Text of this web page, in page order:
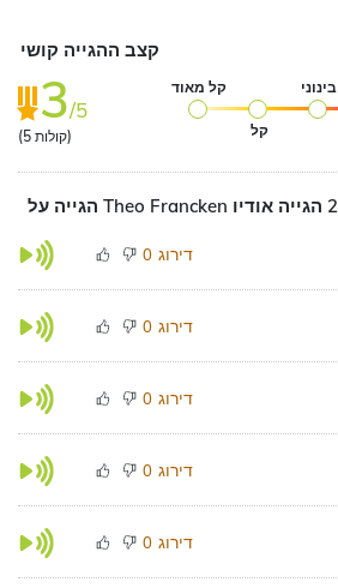
קצב ההגייה קושי
3/5
(5 קולות)
קל מאוד
קל
בינוני
0 דירוג
0 דירוג
0 דירוג
0 דירוג
0 דירוג